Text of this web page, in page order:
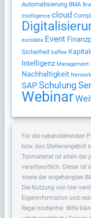
Automatisierung BMA
Intelligence cloud
eurodata Event
Sicherheit kaffee
Intelligenz Management
Nachhaltigkeit
SAP Schulung
Webinar
Für die nebenstehenden
bzw. das Stellenangebot
Tonmaterial ist allein der
verantwortlich. Dieser ist
sowie der angehängten
Die Nutzung von hier
Eigeninformation und
Regel kostenfrei. Bitte